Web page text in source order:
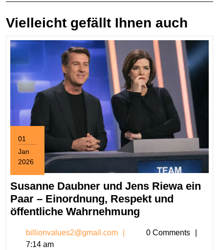
Vielleicht gefällt Ihnen auch
01
Jan
2026
1,
2026
Susanne Daubner und Jens Riewa ein
Paar – Einordnung, Respekt und
öffentliche Wahrnehmung
und
billionvalues2@gmail.com
0 Comments
7:14 am